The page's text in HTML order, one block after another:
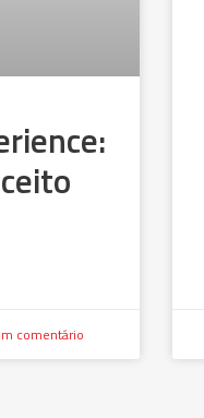
comentário